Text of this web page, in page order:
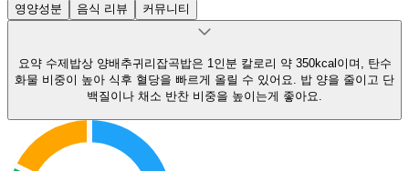
영양성분 음식 리뷰 커뮤니티
요약 수제밥상 양배추귀리잡곡밥은 1인분 칼로리 약 350kcal이며, 탄수
화물 비중이 높아 식후 혈당을 빠르게 올릴 수 있어요. 밥 양을 줄이고 단
백질이나 채소 반찬 비중을 높이는게 좋아요.